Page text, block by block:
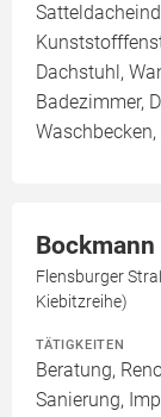
Dachstuhl,
Badezimmer,
Flensburger
Kiebitzreihe)
TÄTIGKEITEN
Beratung,
Sanierung,